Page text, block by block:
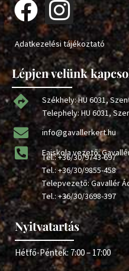
Adatkezelési tájékoztató
Lépjen velünk
Székhely: HU 6031,
Telephely: HU 6031,
info@gavallerkert.hu
Faiskola vezető:
Tel.:+36/30/9743-697
Tel.:+36/30/9855-458
Telepvezető: Gavallér
Tel.:+36/30/3698-397
Nyitvatartás
Hétfő-Péntek: 7:00 – 17:00